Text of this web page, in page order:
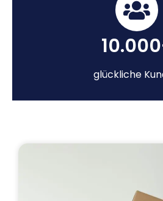
glückliche